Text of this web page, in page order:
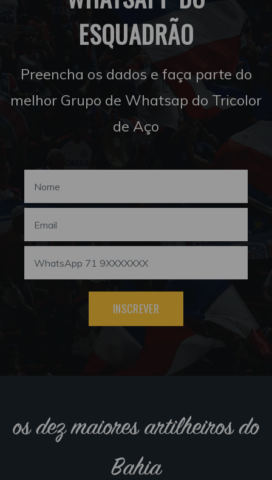
ESQUADRÃO
Preencha os dados e faça parte do
melhor Grupo de Whatsap do Tricolor
de Aço
INSCREVER
os dez maiores artilheiros do
Bahia